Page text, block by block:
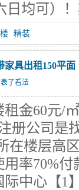
日均可）
精装
家具出租150平面
了看法
租金60元/
册公司是
在楼层高
率70%
际中心【1